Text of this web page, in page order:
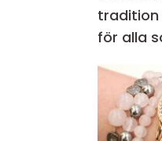
tradition
för alla